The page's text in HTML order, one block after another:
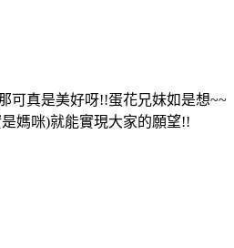
可真是美好呀!!蛋花兄妹如是想~~
媽咪)就能實現大家的願望!!